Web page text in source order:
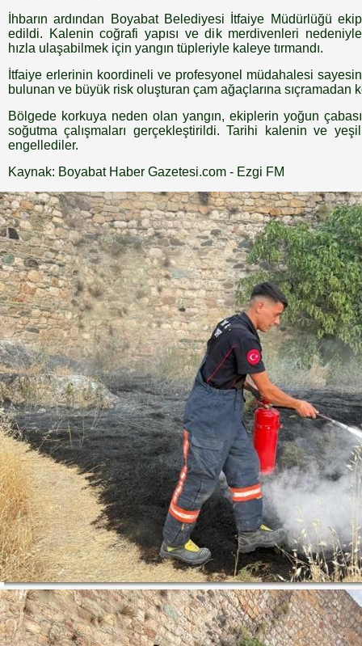
İhbarın ardından Boyabat Belediyesi İtfaiye Müdürlüğü
edildi. Kalenin coğrafi yapısı ve dik merdivenleri
hızla ulaşabilmek için yangın tüpleriyle kaleye tırmandı.
İtfaiye erlerinin koordineli ve profesyonel müdahalesi
bulunan ve büyük risk oluşturan çam ağaçlarına sıçramadan
Bölgede korkuya neden olan yangın, ekiplerin yoğun
soğutma çalışmaları gerçekleştirildi. Tarihi kalenin ve
engellediler.
Kaynak: Boyabat Haber Gazetesi.com - Ezgi FM